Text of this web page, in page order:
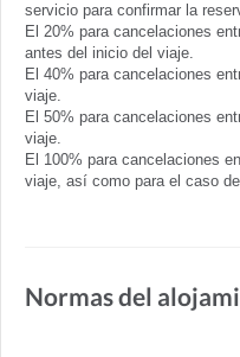
servicio para confirmar la
El 20% para cancelaciones
antes del inicio del viaje.
El 40% para cancelaciones
viaje.
El 50% para cancelaciones
viaje.
El 100% para cancelaciones
viaje, así como para el caso
Normas del